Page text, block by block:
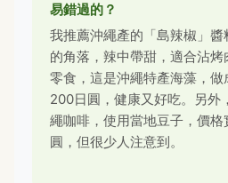
易錯過的？
我推薦沖繩產的「島辣椒」
的角落，辣中帶甜，適合沾烤
零食，這是沖繩特產海藻，
200日圓，健康又好吃。另外
繩咖啡，使用當地豆子，價
圓，但很少人注意到。